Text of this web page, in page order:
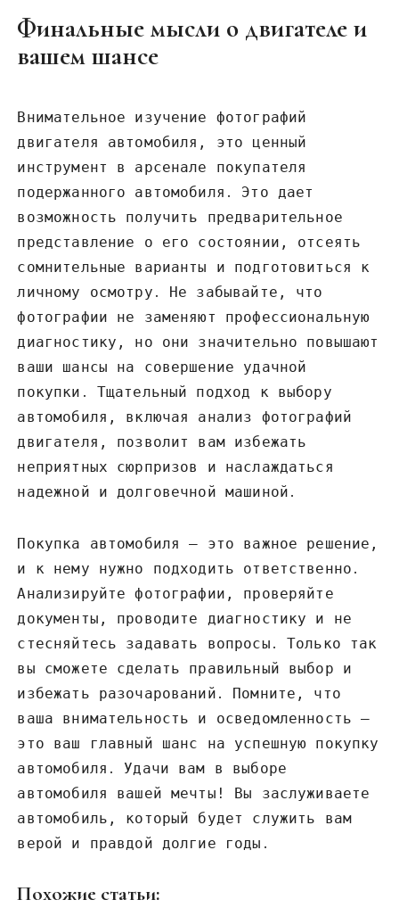
Финальные мысли о двигателе и
вашем шансе
Внимательное изучение фотографий
двигателя автомобиля, это ценный
инструмент в арсенале покупателя
подержанного автомобиля․ Это дает
возможность получить предварительное
представление о его состоянии‚ отсеять
сомнительные варианты и подготовиться к
личному осмотру․ Не забывайте‚ что
фотографии не заменяют профессиональную
диагностику‚ но они значительно повышают
ваши шансы на совершение удачной
покупки․ Тщательный подход к выбору
автомобиля‚ включая анализ фотографий
двигателя‚ позволит вам избежать
неприятных сюрпризов и наслаждаться
надежной и долговечной машиной․
Покупка автомобиля – это важное решение‚
и к нему нужно подходить ответственно․
Анализируйте фотографии‚ проверяйте
документы‚ проводите диагностику и не
стесняйтесь задавать вопросы․ Только так
вы сможете сделать правильный выбор и
избежать разочарований․ Помните‚ что
ваша внимательность и осведомленность –
это ваш главный шанс на успешную покупку
автомобиля․ Удачи вам в выборе
автомобиля вашей мечты! Вы заслуживаете
автомобиль‚ который будет служить вам
верой и правдой долгие годы․
Похожие статьи: